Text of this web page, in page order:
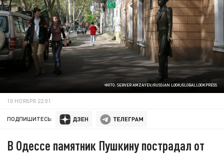
ФОТО: SERVER AMZAYEV/RUSSIAN LOOK/GLOBALLOOKPRESS
10 НОЯБРЯ 22:01
ПОДПИШИТЕСЬ:
В Одессе памятник Пушкину пострадал от